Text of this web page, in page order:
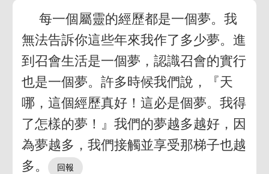
每一個屬靈的經歷都是一個夢。我
無法告訴你這些年來我作了多少夢。進
到召會生活是一個夢，認識召會的實行
也是一個夢。許多時候我們說，『天
哪，這個經歷真好！這必是個夢。我得
了怎樣的夢！』我們的夢越多越好，因
為夢越多，我們接觸並享受那梯子也越
多。